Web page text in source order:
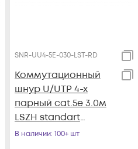
SNR-UU4-5E-030-LST-RD
Коммутационный
шнур U/UTP 4-х
парный cat.5e 3.0м
LSZH standart
красный
В наличии: 100+ шт